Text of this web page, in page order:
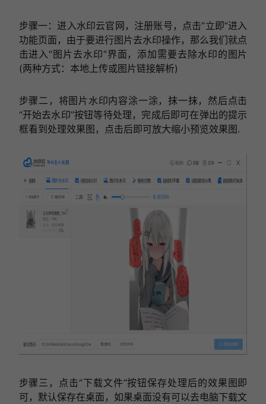
步骤一：进入水印云官网，注册账号，点击“立即”进入
功能页面，由于要进行图片去水印操作，那么我们就点
击进入“图片去水印”界面，添加需要去除水印的图片
(两种方式：本地上传或图片链接解析)
步骤二，将图片水印内容涂一涂，抹一抹，然后点击
“开始去水印”按钮等待处理，完成后即可在弹出的提示
框看到处理效果图，点击后即可放大缩小预览效果图.
步骤三，点击“下载文件”按钮保存处理后的效果图即
可，默认保存在桌面，如果桌面没有可以去电脑下载文